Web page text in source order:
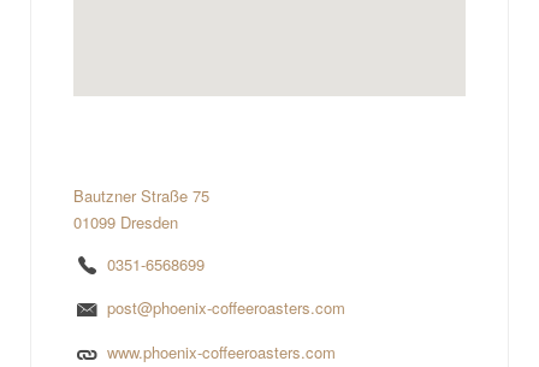
Bautzner Straße 75
01099 Dresden
0351-6568699
post@phoenix-coffeeroasters.com
www.phoenix-coffeeroasters.com